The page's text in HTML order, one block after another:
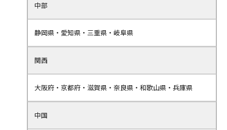
中部
静岡県・愛知県・三重県・岐阜県
関西
大阪府・京都府・滋賀県・奈良県・和歌山県・兵庫県
中国